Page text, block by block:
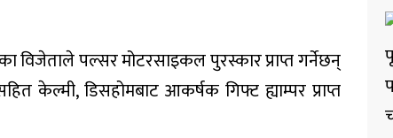
विजेताले पल्सर मोटरसाइकल पुरस्कार प्राप्त गर्नेछन्
केल्मी, डिसहोमबाट आकर्षक गिफ्ट ह्याम्पर प्राप्त